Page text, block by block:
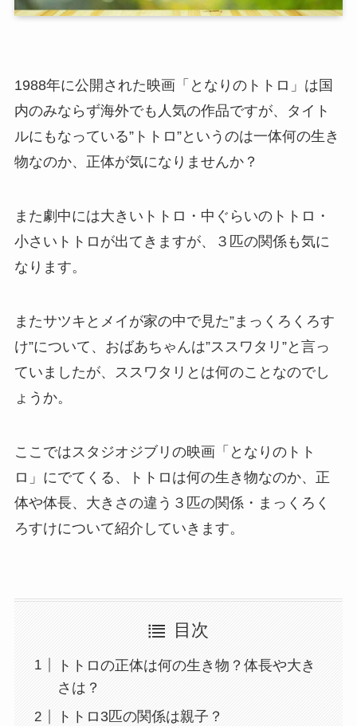
1988年に公開された映画「となりのトトロ」は国
内のみならず海外でも人気の作品ですが、タイト
ルにもなっている”トトロ”というのは一体何の生き
物なのか、正体が気になりませんか？
また劇中には大きいトトロ・中ぐらいのトトロ・
小さいトトロが出てきますが、３匹の関係も気に
なります。
またサツキとメイが家の中で見た”まっくろくろす
け”について、おばあちゃんは”ススワタリ”と言っ
ていましたが、ススワタリとは何のことなのでし
ょうか。
ここではスタジオジブリの映画「となりのトト
ロ」にでてくる、トトロは何の生き物なのか、正
体や体長、大きさの違う３匹の関係・まっくろく
ろすけについて紹介していきます。
目次
トトロの正体は何の生き物？体長や大き
さは？
トトロ3匹の関係は親子？